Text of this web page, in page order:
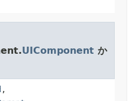
UIComponent か
,